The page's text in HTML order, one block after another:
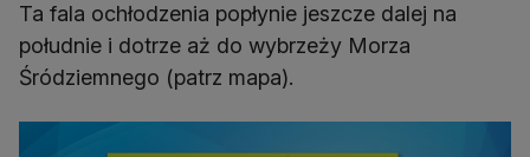
Ta fala ochłodzenia popłynie jeszcze dalej na
południe i dotrze aż do wybrzeży Morza
Śródziemnego (patrz mapa).